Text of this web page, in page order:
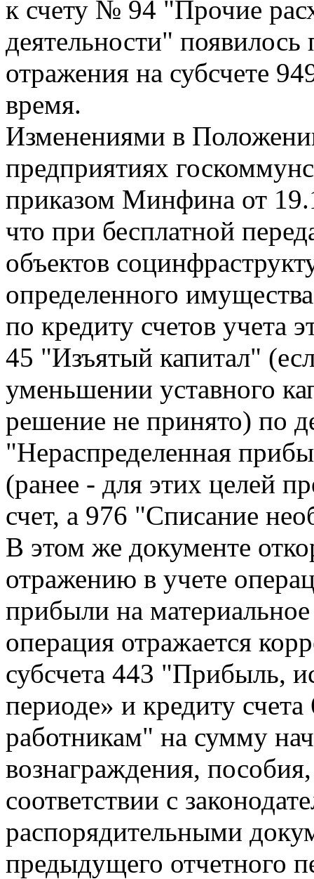
к счету № 94 "Прочие
деятельности"
отражения на субсчете
время.
Изменениями в
предприятиях
приказом Минфина от
что при бесплатной
объектов
определенного
по кредиту счетов учета
45 "Изъятый капитал"
уменьшении уставного
решение не принято) по
"Нераспределенная
(ранее - для этих целей
счет, а 976 "Списание
В этом же документе
отражению в учете
прибыли на
операция отражается
субсчета 443 "Прибыль,
периоде» и кредиту
работникам" на сумму
вознаграждения,
соответствии с
распорядительными
предыдущего отчетного